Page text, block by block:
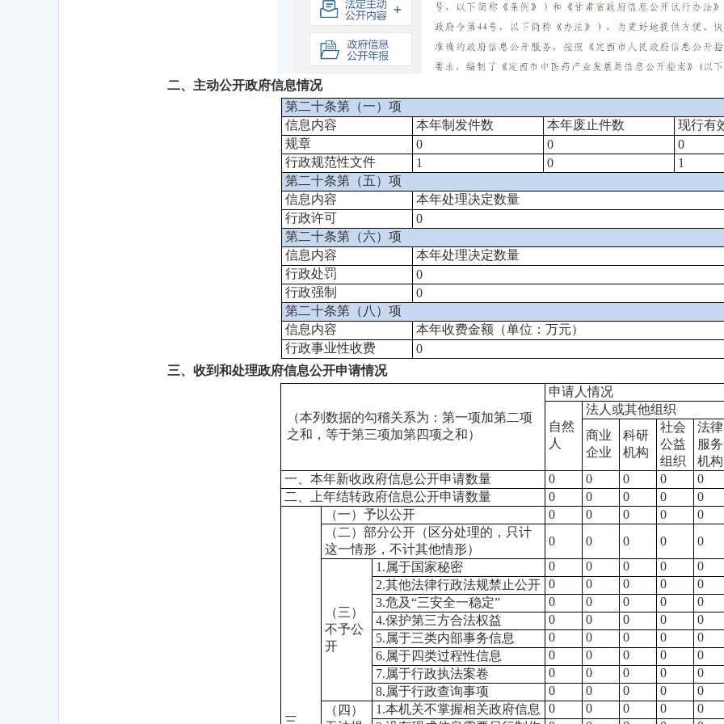
二、主动公开政府信息情况
第二十条第（一）项
信息内容
本年制发件数 本年废止件数
现行有
规章
0 0
0
行政规范性文件
1 0
1
第二十条第（五）项
信息内容
本年处理决定数量
行政许可
0
第二十条第（六）项
信息内容
本年处理决定数量
行政处罚
0
行政强制
0
第二十条第（八）项
信息内容
本年收费金额（单位：万元）
行政事业性收费
0
三、收到和处理政府信息公开申请情况
（本列数据的勾稽关系为：第一项加第二项
之和，等于第三项加第四项之和）
申请人情况
自然
人
法人或其他组织
商业
企业
科研
机构
社会
公益
组织
法律
服务
机构
一、本年新收政府信息公开申请数量
0 0 0 0
0
二、上年结转政府信息公开申请数量
0 0 0 0 0
（一）予以公开 0 0 0 0
0
（二）部分公开（区分处理的，只计
这一情形，不计其他情形）
0 0 0 0 0
（三）
不予公
开
1.属于国家秘密 0 0 0 0
0
2.其他法律行政法规禁止公开 0 0 0 0
0
3.危及“三安全一稳定”
0 0 0 0
0
4.保护第三方合法权益
0 0 0 0
0
5.属于三类内部事务信息
0 0 0 0
0
6.属于四类过程性信息
0 0 0 0
0
7.属于行政执法案卷
0 0 0 0
0
8.属于行政查询事项
0 0 0 0
0
（四）
1.本机关不掌握相关政府信息 0 0 0 0
0